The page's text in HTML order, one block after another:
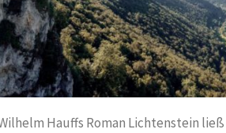
Hauffs Roman Lichtenstein ließ